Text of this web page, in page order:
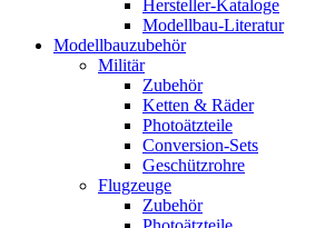
Hersteller-Kataloge
Modellbau-Literatur
Modellbauzubehör
Militär
Zubehör
Ketten & Räder
Photoätzteile
Conversion-Sets
Geschützrohre
Flugzeuge
Zubehör